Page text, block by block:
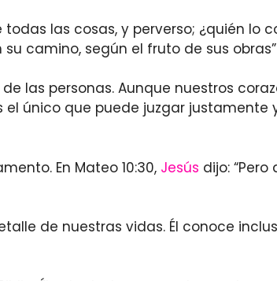
las cosas, y perverso; ¿quién lo
camino, según el fruto de sus obras”
las personas. Aunque nuestros
el único que puede juzgar
En Mateo 10:30, Jesús dijo:
de nuestras vidas. Él conoce